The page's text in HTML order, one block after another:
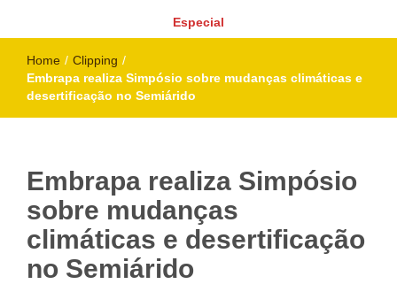
Especial
Home / Clipping /
Embrapa realiza Simpósio sobre mudanças climáticas e
desertificação no Semiárido
Embrapa realiza Simpósio
sobre mudanças
climáticas e desertificação
no Semiárido